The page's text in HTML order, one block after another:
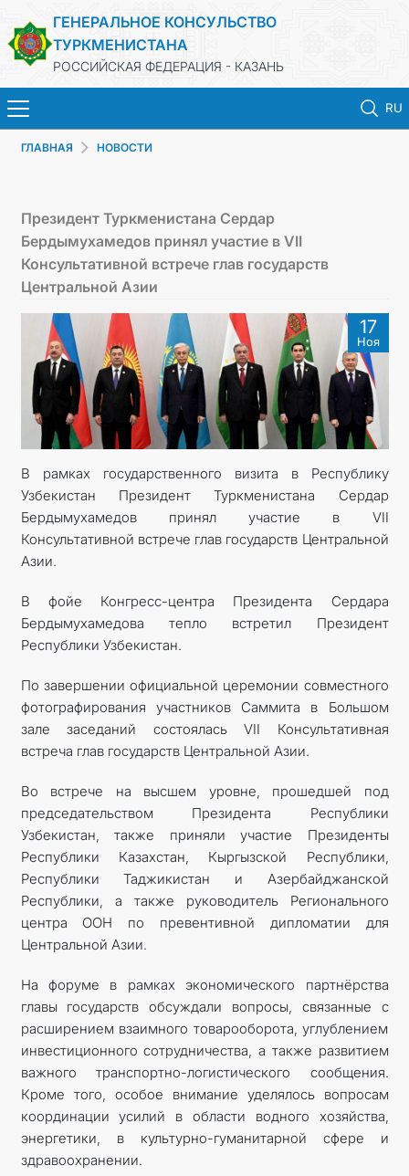
ГЕНЕРАЛЬНОЕ КОНСУЛЬСТВО
ТУРКМЕНИСТАНА
РОССИЙСКАЯ ФЕДЕРАЦИЯ - КАЗАНЬ
RU
КОНСУЛЬСКИЕ УСЛУГИ
ОБЪЯВЛЕНИЯ
ГЛАВНАЯ НОВОСТИ
Президент Туркменистана Сердар
Бердымухамедов принял участие в VII
Консультативной встрече глав государств
Центральной Азии
17
Ноя
В рамках государственного визита в Республику
Узбекистан Президент Туркменистана Сердар
Бердымухамедов принял участие в VII
Консультативной встрече глав государств Центральной
Азии.
В фойе Конгресс-центра Президента Сердара
Бердымухамедова тепло встретил Президент
Республики Узбекистан.
По завершении официальной церемонии совместного
фотографирования участников Саммита в Большом
зале заседаний состоялась VII Консультативная
встреча глав государств Центральной Азии.
Во встрече на высшем уровне, прошедшей под
председательством Президента Республики
Узбекистан, также приняли участие Президенты
Республики Казахстан, Кыргызской Республики,
Республики Таджикистан и Азербайджанской
Республики, а также руководитель Регионального
центра ООН по превентивной дипломатии для
Центральной Азии.
На форуме в рамках экономического партнёрства
главы государств обсуждали вопросы, связанные с
расширением взаимного товарооборота, углублением
инвестиционного сотрудничества, а также развитием
важного транспортно-логистического сообщения.
Кроме того, особое внимание уделялось вопросам
координации усилий в области водного хозяйства,
энергетики, в культурно-гуманитарной сфере и
здравоохранении.